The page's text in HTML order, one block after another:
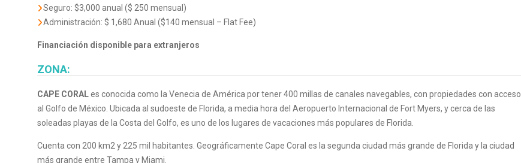
Seguro: $3,000 anual ($ 250 mensual)
Administración: $ 1,680 Anual ($140 mensual – Flat Fee)
Financiación disponible para extranjeros
ZONA:
CAPE CORALes conocida como la Venecia de América por tener 400 millas de canales navegables, con propiedades con acceso
al Golfo de México. Ubicada al sudoeste de Florida, a media hora del Aeropuerto Internacional de Fort Myers, y cerca de las
soleadas playas de la Costa del Golfo, es uno de los lugares de vacaciones más populares de Florida.
Cuenta con 200 km2 y 225 mil habitantes. Geográficamente Cape Coral es la segunda ciudad más grande de Florida y la ciudad
más grande entre Tampa y Miami.